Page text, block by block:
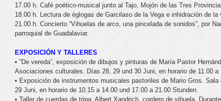
17.00 h. Café poético-musical junto al Tajo, Mojón de las Tres
18.00 h. Lectura de églogas de Garcilaso de la Vega e inhidración de
21.00 h. Concierto “Vihuelas de arco, una pincelada de sonidos”, por
parroquial de Guadalaviar.
EXPOSICIÓN Y TALLERES
• “De vereda”, exposición de dibujos y pinturas de María Pastor
Asociaciones culturales. Días 28, 29 und 30 Juni, en horario de 11.00
• Exposición de instrumentos musicales pastoriles de Mario Gros.
29 Juni, en horario de 10.15 a 14.00 und 17.00 a 21.00 Stunden.
• Taller de cuerdas de tripa. Albert Xandrich, cordero de vihuela.